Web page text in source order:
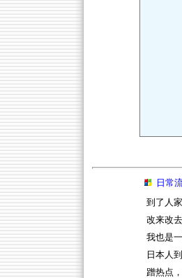
日常
到了人
改来改
我也是
日本人
蹭热点